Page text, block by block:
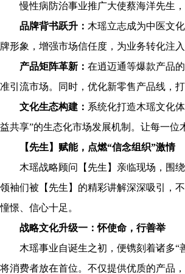
慢性病防治事业推广大使蔡海洋先生，
品牌背书跃升： 木瑶立志成为中医文
牌形象，增强市场信任度，为业务转化注
产品矩阵革新： 在逍迈通等爆款产品
准引流市场。同时，优化新零售产品线，
文化生态构建： 系统化打造木瑶文化
益共享”的生态化市场发展机制。让每一
【先生】赋能，点燃“信念组织”激情
木瑶战略顾问【先生】亲临现场，围绕
领袖们被【先生】的精彩讲解深深吸引，
憧憬、信心十足。
战略文化升级一：怀使命，行善举
木瑶事业自诞生之初，便镌刻着诸多“
将消费者放在首位。不仅提供优质的产品